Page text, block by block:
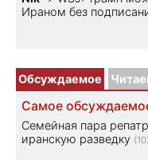
Ираном без
Обсуждаемое
Самое
Семейная пара
иранскую разведку (10)